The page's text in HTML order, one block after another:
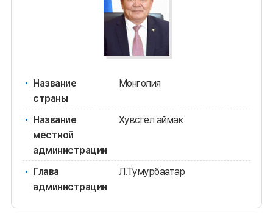
Название
страны
Монголия
Название
местной
администрации
Хувсгел аймак
Глава
администрации
Л.Тумурбаатар